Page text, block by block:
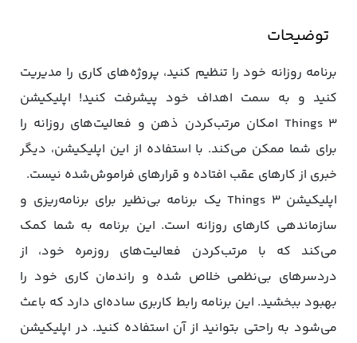
توضیحات
برنامه روزانه خود را تنظیم کنید، پروژه‌های کاری را مدیریت
کنید و به سمت اهداف خود پیشرفت کنید! اپلیکیشن
Things 3 امکان مرتب‌کردن ذهن و فعالیت‌های روزانه را
برای شما ممکن می‌کند. با استفاده از این اپلیکیشن، دیگر
خبری از کارهای عقب افتاده و قرارهای فراموش‌شده نیست.
اپلیکیشن Things 3 یک برنامه بی‌نظیر برای برنامه‌ریزی و
سازماندهی کارهای روزانه است. این برنامه به شما کمک
می‌کند که با مرتب‌کردن فعالیت‌های روزمره خود، از
دردسرهای بی‌نظمی خلاص شده و راندمان کاری خود را
بهبود ببخشید. این برنامه رابط کاربری ساده‌ای دارد که باعث
می‌شود به راحتی بتوانید از آن استفاده کنید. در اپلیکیشن